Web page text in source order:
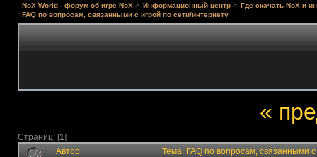
NoX World - форум об игре NoX > Информационный центр > Где скачать NoX и
FAQ по вопросам, связанными с игрой по сети/интернету
«
Страниц: [1]
Автор Тема: FAQ по вопросам, связанными